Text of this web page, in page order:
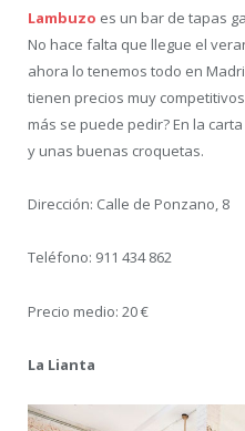
Lambuzo es un bar de tapas
No hace falta que llegue el
ahora lo tenemos todo en
tienen precios muy
más se puede pedir? En la
y unas buenas croquetas.
Dirección: Calle de Ponzano, 8
Teléfono: 911 434 862
Precio medio: 20 €
La Lianta